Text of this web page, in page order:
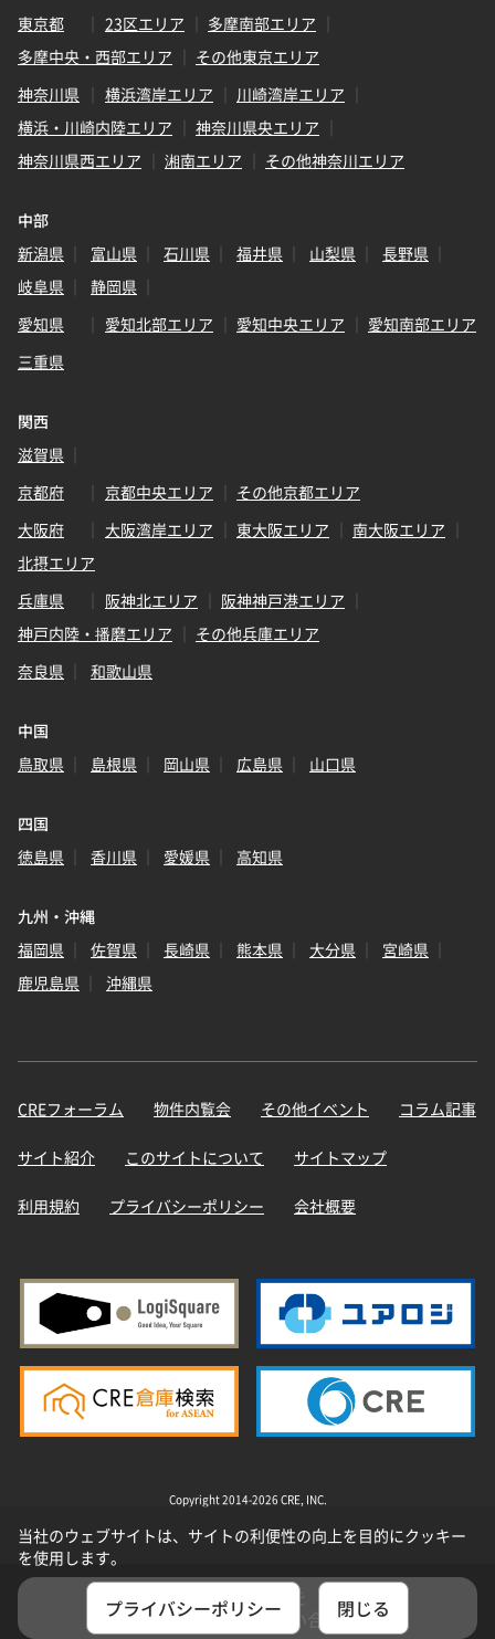
選択した物件を
まとめてお問い合わせ
東京都
23区エリア
多摩南部エリア
多摩中央・西部エリア
その他東京エリア
神奈川県
横浜湾岸エリア
川崎湾岸エリア
横浜・川崎内陸エリア
神奈川県央エリア
神奈川県西エリア
湘南エリア その他神奈川エリア
中部
新潟県
富山県 石川県 福井県 山梨県
長野県
岐阜県
静岡県
愛知県
愛知北部エリア 愛知中央エリア
愛知南部エリア
三重県
関西
滋賀県
京都府
京都中央エリア
その他京都エリア
大阪府
大阪湾岸エリア 東大阪エリア
南大阪エリア
北摂エリア
兵庫県
阪神北エリア
阪神神戸港エリア
神戸内陸・播磨エリア
その他兵庫エリア
奈良県
和歌山県
中国
鳥取県
島根県 岡山県 広島県 山口県
四国
徳島県
香川県 愛媛県 高知県
九州・沖縄
福岡県
佐賀県 長崎県 熊本県 大分県
宮崎県
鹿児島県
沖縄県
CREフォーラム 物件内覧会 その他イベント コラム記事
サイト紹介 このサイトについて サイトマップ
利用規約 プライバシーポリシー 会社概要
Copyright 2014-2026 CRE, INC.
当社のウェブサイトは、サイトの利便性の向上を目的にクッキー
を使用します。
プライバシーポリシー 閉じる